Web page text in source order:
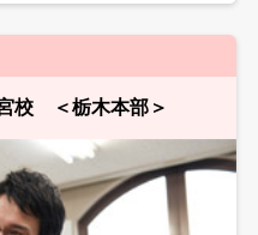
校 ＜栃木本部＞